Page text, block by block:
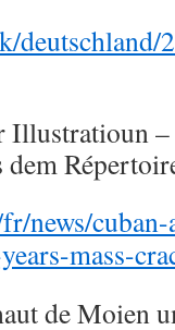
Illustratioun
dem
news/
mass-
de Moien